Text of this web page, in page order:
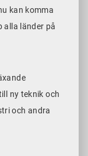
kan komma
alla länder på
ny teknik och
och andra